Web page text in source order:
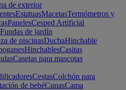
de exterior
EstatuasMacetasTermómetros y
PanelesCesped Artificial
Fundas de jardín
de piscinasDuchaHinchable
HinchablesCasitas
Casetas para mascotas
CestasColchón para
de bebéCunasCama